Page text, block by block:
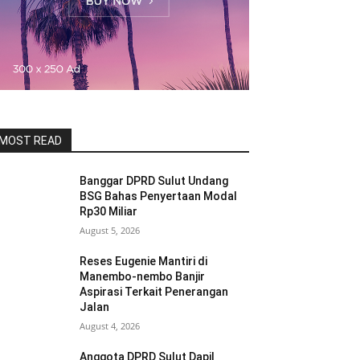
READ
Banggar DPRD Sulut Undang
BSG Bahas Penyertaan Modal
Rp30 Miliar
August 5, 2026
Reses Eugenie Mantiri di
Manembo-nembo Banjir
Aspirasi Terkait Penerangan
Jalan
August 4, 2026
Anggota DPRD Sulut Dapil